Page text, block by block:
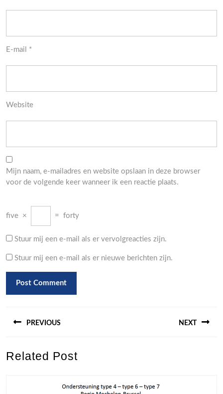
E-mail *
Website
Mijn naam, e-mailadres en website opslaan in deze browser
voor de volgende keer wanneer ik een reactie plaats.
five × = forty
Stuur mij een e-mail als er vervolgreacties zijn.
Stuur mij een e-mail als er nieuwe berichten zijn.
PREVIOUS
post:
NEXT
Related Post